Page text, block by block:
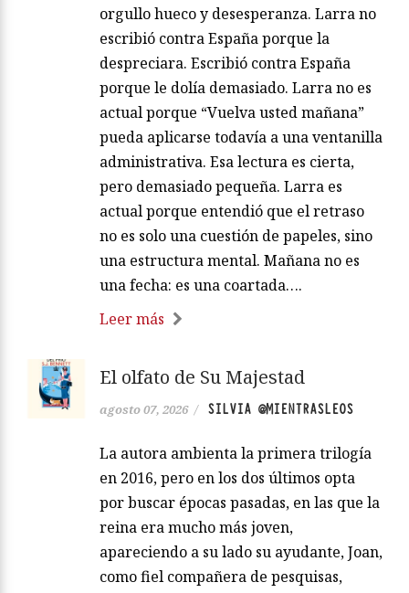
orgullo hueco y desesperanza. Larra no
escribió contra España porque la
despreciara. Escribió contra España
porque le dolía demasiado. Larra no es
actual porque “Vuelva usted mañana”
pueda aplicarse todavía a una ventanilla
administrativa. Esa lectura es cierta,
pero demasiado pequeña. Larra es
actual porque entendió que el retraso
no es solo una cuestión de papeles, sino
una estructura mental. Mañana no es
una fecha: es una coartada….
Leer más
El olfato de Su Majestad
agosto 07, 2026 / SILVIA @MIENTRASLEOS
La autora ambienta la primera trilogía
en 2016, pero en los dos últimos opta
por buscar épocas pasadas, en las que la
reina era mucho más joven,
apareciendo a su lado su ayudante, Joan,
como fiel compañera de pesquisas,